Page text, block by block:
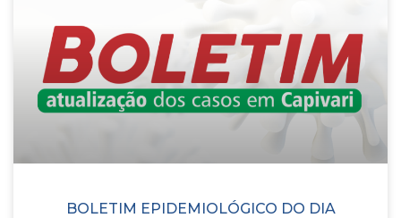
BOLETIM EPIDEMIOLÓGICO DO DIA